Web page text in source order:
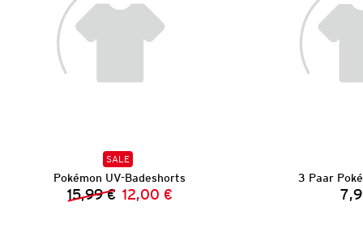
SALE
Pokémon UV-Badeshorts
Vorheriger Preis:
15,99 € Neuer Preis:
12,00 €
3 Paar